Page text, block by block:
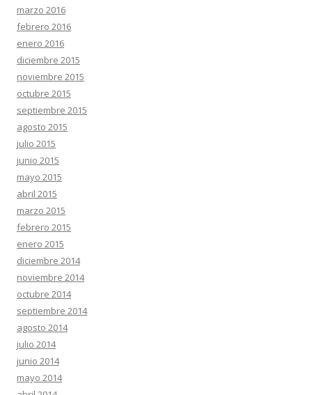
marzo 2016
febrero 2016
enero 2016
diciembre 2015
noviembre 2015
octubre 2015
septiembre 2015
agosto 2015
julio 2015
junio 2015
mayo 2015
abril 2015
marzo 2015
febrero 2015
enero 2015
diciembre 2014
noviembre 2014
octubre 2014
septiembre 2014
agosto 2014
julio 2014
junio 2014
mayo 2014